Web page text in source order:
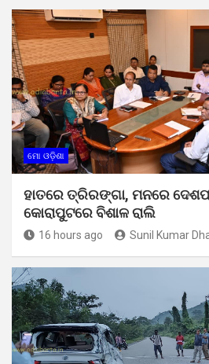
ମୋ ଓଡ଼ିଶା
ହାତରେ ତ୍ରିରଙ୍ଗା, ମନରେ
କୋରାପୁଟରେ ବିଶାଳ ରାଲି
16 hours ago Sunil Kumar